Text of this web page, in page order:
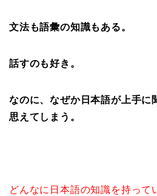
文法も語彙の知識もある。
話すのも好き。
なのに、なぜか日本語が上手に
思えてしまう。
どんなに日本語の知識を持って